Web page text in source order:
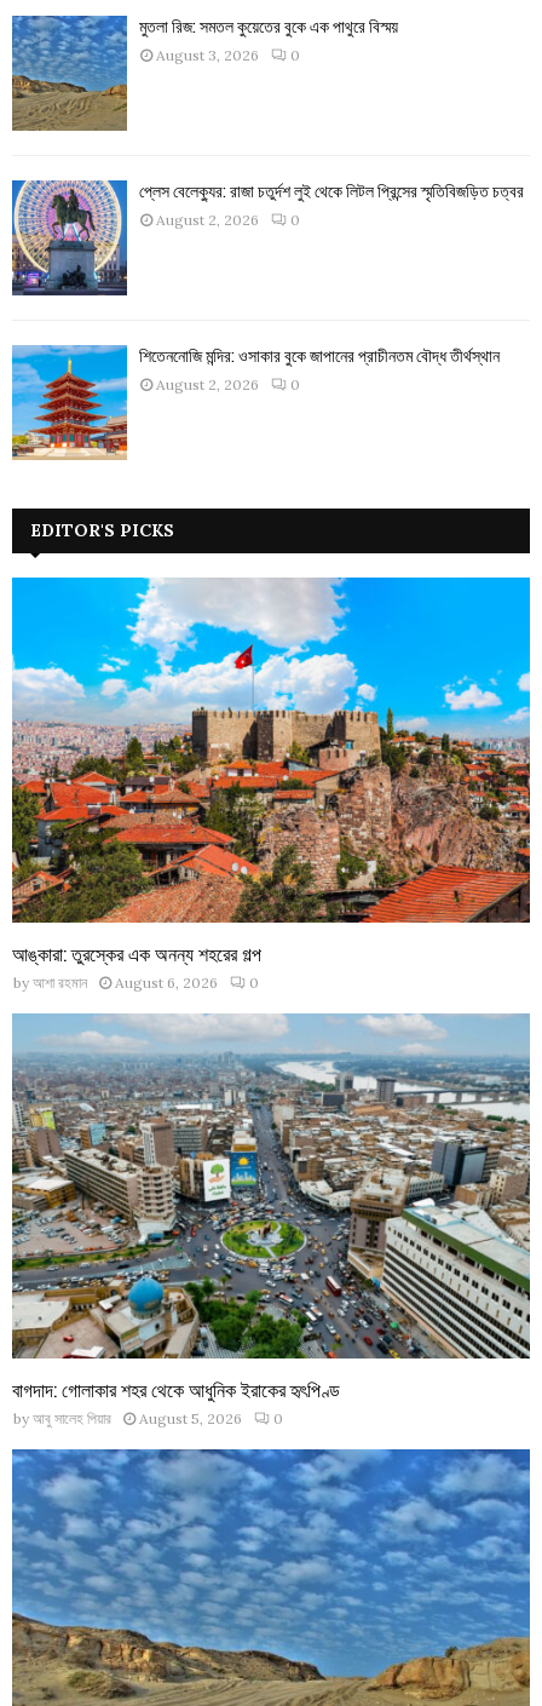
মুতলা রিজ: সমতল কুয়েতের বুকে এক পাথুরে বিস্ময়
August 3, 2026 0
প্লেস বেলেক্যুর: রাজা চতুর্দশ লুই থেকে লিটল প্রিন্সের স্মৃতিবিজড়িত চত্বর
August 2, 2026 0
শিতেননোজি মন্দির: ওসাকার বুকে জাপানের প্রাচীনতম বৌদ্ধ তীর্থস্থান
August 2, 2026 0
EDITOR'S PICKS
আঙ্কারা: তুরস্কের এক অনন্য শহরের গল্প
by আশা রহমান August 6, 2026 0
বাগদাদ: গোলাকার শহর থেকে আধুনিক ইরাকের হৃৎপিণ্ড
by আবু সালেহ পিয়ার August 5, 2026 0